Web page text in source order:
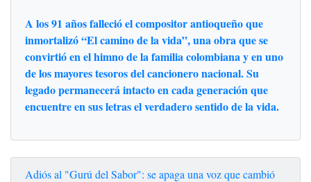
A los 91 años falleció el compositor antioqueño que
inmortalizó “El camino de la vida”, una obra que se
convirtió en el himno de la familia colombiana y en uno
de los mayores tesoros del cancionero nacional. Su
legado permanecerá intacto en cada generación que
encuentre en sus letras el verdadero sentido de la vida.
Adiós al "Gurú del Sabor": se apaga una voz que cambió